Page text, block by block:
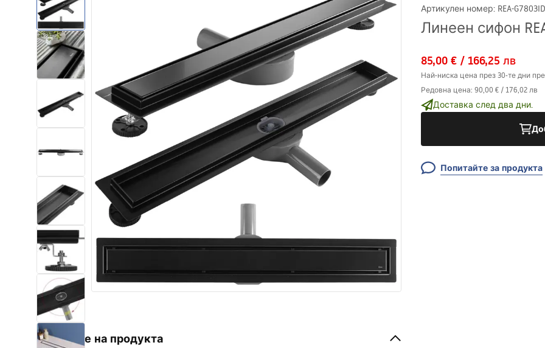
Душ кабини
Душ корита
Линейни сифони
Комплект тоалетна чиния с
биде WC
Вани и Паравани
Смесители за баня
Душ панели
Кухня
Артикулен номер: REA-G7803ID
Линеен сифон
85,00 € / 166,25 лв
Най-ниска цена през 30-те дни
Редовна цена: 90,00 € / 176,02 лв
Доставка след два дни.
Попитайте за продукта
Описание на продукта